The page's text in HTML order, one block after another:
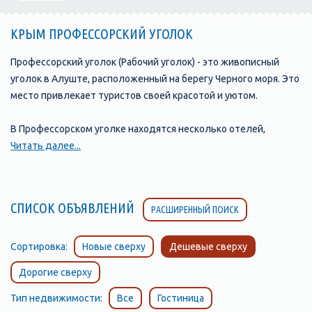
КРЫМ ПРОФЕССОРСКИЙ УГОЛОК
Профессорский уголок (Рабочий уголок) - это живописный
уголок в Алуште, расположенный на берегу Черного моря. Это
место привлекает туристов своей красотой и уютом.
В Профессорском уголке находятся несколько отелей,
предлагающих комфортное размещение и хорошие условия
номера различных категорий, а также открытый бассейн, зона
отдыха и бесплатная парковка.
Еще один популярный отель в Профессорском уголке -
"Райский уголок", который находится в непосредственной
близости от пляжа. Отель предлагает гостям номера с видом
на море и собственным балконом или террасой, а также
Читать далее...
СПИСОК ОБЪЯВЛЕНИЙ РАСШИРЕННЫЙ ПОИСК
Сортировка: Новые сверху Дешевые сверху
Дорогие сверху
Тип недвижимости: Все Гостиница